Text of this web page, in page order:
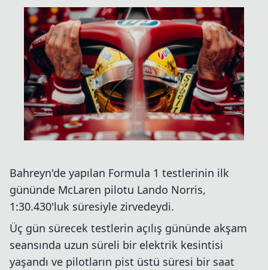
Bahreyn'de yapılan Formula 1 testlerinin ilk
gününde McLaren pilotu Lando Norris,
1:30.430'luk süresiyle zirvedeydi.
Üç gün sürecek testlerin açılış gününde akşam
seansında uzun süreli bir elektrik kesintisi
yaşandı ve pilotların pist üstü süresi bir saat